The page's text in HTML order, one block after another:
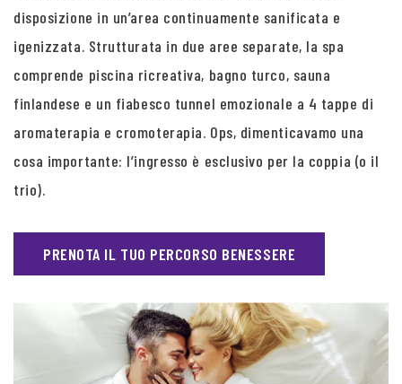
disposizione in un’area continuamente sanificata e
igenizzata. Strutturata in due aree separate, la spa
comprende piscina ricreativa, bagno turco, sauna
finlandese e un fiabesco tunnel emozionale a 4 tappe di
aromaterapia e cromoterapia. Ops, dimenticavamo una
cosa importante: l’ingresso è esclusivo per la coppia (o il
trio).
PRENOTA IL TUO PERCORSO BENESSERE